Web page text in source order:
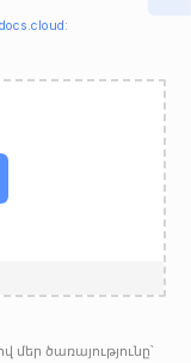
:
մեր ծառայությունը՝